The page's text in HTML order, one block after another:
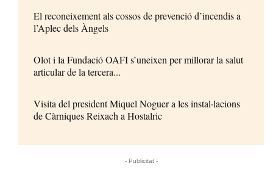
El reconeixement als cossos de prevenció d’incendis a
l’Aplec dels Àngels
Olot i la Fundació OAFI s’uneixen per millorar la salut
articular de la tercera...
Visita del president Miquel Noguer a les instal·lacions
de Càrniques Reixach a Hostalric
- Publicitat -